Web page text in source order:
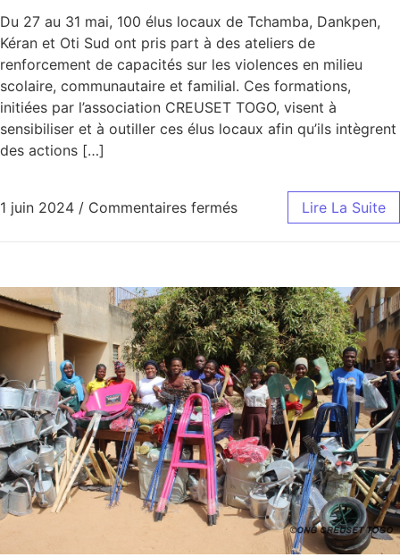
Du 27 au 31 mai, 100 élus locaux de Tchamba, Dankpen,
Kéran et Oti Sud ont pris part à des ateliers de
renforcement de capacités sur les violences en milieu
scolaire, communautaire et familial. Ces formations,
initiées par l’association CREUSET TOGO, visent à
sensibiliser et à outiller ces élus locaux afin qu’ils intègrent
des actions […]
1 juin 2024 / Commentaires ferméssur Renforcement des
Lire La Suite